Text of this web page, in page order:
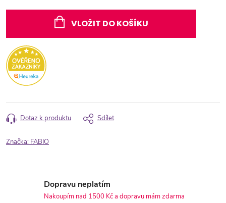
VLOŽIT DO KOŠÍKU
Dotaz k produktu Sdílet
Značka: FABIO
Dopravu neplatím
Nakoupím nad 1500 Kč a dopravu mám zdarma